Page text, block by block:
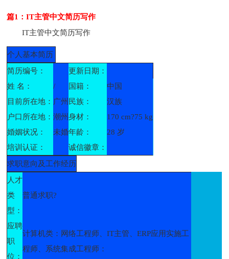
篇1：IT主管中文简历写作
IT主管中文简历写作
个人基本简历
简历编号：
更新日期：
姓 名：
/ 国籍：
中国
目前所在地： 广州 民族：
汉族
户口所在地：潮州身材：
170 cm?75 kg
婚姻状况：
未婚年龄：
28 岁
培训认证：
诚信徽章：
求职意向及工作经历
人才
类
型：
普通求职?
应聘
职
位：
计算机类：网络工程师、IT主管、ERP应用实施工
程师、系统集成工程师：